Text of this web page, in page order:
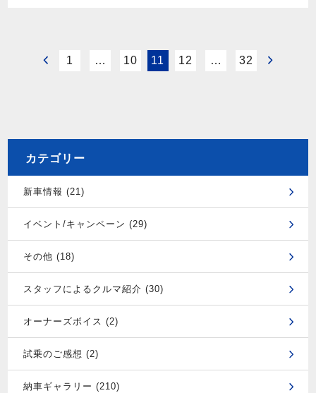
1 … 10 11 12 … 32
カテゴリー
新車情報 (21)
イベント/キャンペーン (29)
その他 (18)
スタッフによるクルマ紹介 (30)
オーナーズボイス (2)
試乗のご感想 (2)
納車ギャラリー (210)